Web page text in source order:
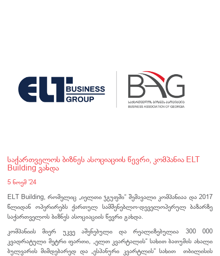
საქართველოს ბიზნეს ასოციაციის წევრი, კომპანია ELT
Building გახდა
5 ნოემ '24
ELT Building, რომელიც „იელთი ჯგუფში“ შემავალი კომპანიაა და 2017
წლიდან ოპერირებს ქართულ სამშენებლო-დეველოპერულ ბაზარზე
საქართველოს ბიზნეს ასოციაციის წევრი გახდა.
კომპანიის მიერ უკვე აშენებული და რეალიზებულია 300 000
კვადრატული მეტრი ფართი, „ელთ კვარტალის“ სახით ბათუმის ახალი
ბულვარის მიმდებარედ და „ესპანური კვარტლის“ სახით თბილისის